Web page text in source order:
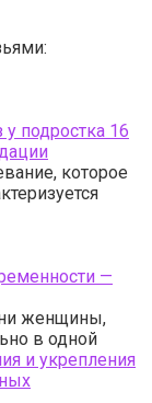
подростка 16
которое
—
женщины,
в одной